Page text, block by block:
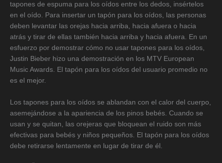
tapones de espuma para los oídos entre los dedos, insértelos
en el oído. Para insertar un tapón para los oídos, las personas
deben levantar las orejas hacia arriba, hacia afuera o hacia
atrás y tirar de ellas también hacia arriba y hacia afuera. En un
esfuerzo por demostrar cómo no usar tapones para los oídos,
Justin Bieber hizo una demostración en los MTV European
Music Awards. El tapón para los oídos del usuario promedio no
es el mejor.
Los tapones para los oídos se ablandan con el calor del cuerpo,
asemejándose a la apariencia de los pinos bebés. Cuando se
usan y se quitan, las orejeras que bloquean el ruido son más
efectivas para bebés y niños pequeños. El tapón para los oídos
debe retirarse lentamente en lugar de tirar de él.